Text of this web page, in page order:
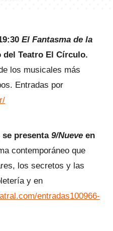
El Fantasma de la
del Teatro El Círculo.
los musicales más
Entradas por
se presenta9/Nueve en
contemporáneo que
los secretos y las
y en
entradas100966-